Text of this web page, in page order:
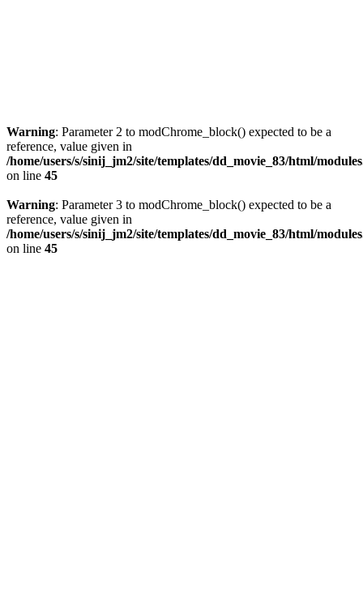
Warning: Parameter 2 to modChrome_block() expected to be a
reference, value given in
/home/users/s/sinij_jm2/site/templates/dd_movie_83/html/
on line 45
Warning: Parameter 3 to modChrome_block() expected to be a
reference, value given in
/home/users/s/sinij_jm2/site/templates/dd_movie_83/html/
on line 45